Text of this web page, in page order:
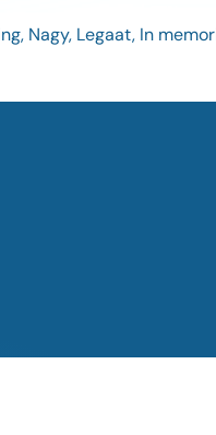
Nagy, Legaat, In